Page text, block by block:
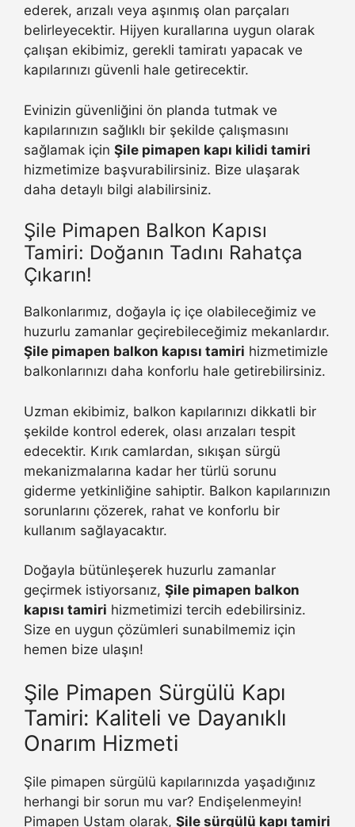
ederek, arızalı veya aşınmış olan parçaları
belirleyecektir. Hijyen kurallarına uygun olarak
çalışan ekibimiz, gerekli tamiratı yapacak ve
kapılarınızı güvenli hale getirecektir.
Evinizin güvenliğini ön planda tutmak ve
kapılarınızın sağlıklı bir şekilde çalışmasını
sağlamak için Şile pimapen kapı kilidi tamiri
hizmetimize başvurabilirsiniz. Bize ulaşarak
daha detaylı bilgi alabilirsiniz.
Şile Pimapen Balkon Kapısı
Tamiri: Doğanın Tadını Rahatça
Çıkarın!
Balkonlarımız, doğayla iç içe olabileceğimiz ve
huzurlu zamanlar geçirebileceğimiz mekanlardır.
Şile pimapen balkon kapısı tamiri hizmetimizle
balkonlarınızı daha konforlu hale getirebilirsiniz.
Uzman ekibimiz, balkon kapılarınızı dikkatli bir
şekilde kontrol ederek, olası arızaları tespit
edecektir. Kırık camlardan, sıkışan sürgü
mekanizmalarına kadar her türlü sorunu
giderme yetkinliğine sahiptir. Balkon kapılarınızın
sorunlarını çözerek, rahat ve konforlu bir
kullanım sağlayacaktır.
Doğayla bütünleşerek huzurlu zamanlar
geçirmek istiyorsanız, Şile pimapen balkon
kapısı tamiri hizmetimizi tercih edebilirsiniz.
Size en uygun çözümleri sunabilmemiz için
hemen bize ulaşın!
Şile Pimapen Sürgülü Kapı
Tamiri: Kaliteli ve Dayanıklı
Onarım Hizmeti
Şile pimapen sürgülü kapılarınızda yaşadığınız
herhangi bir sorun mu var? Endişelenmeyin!
Pimapen Ustam olarak, Şile sürgülü kapı tamiri